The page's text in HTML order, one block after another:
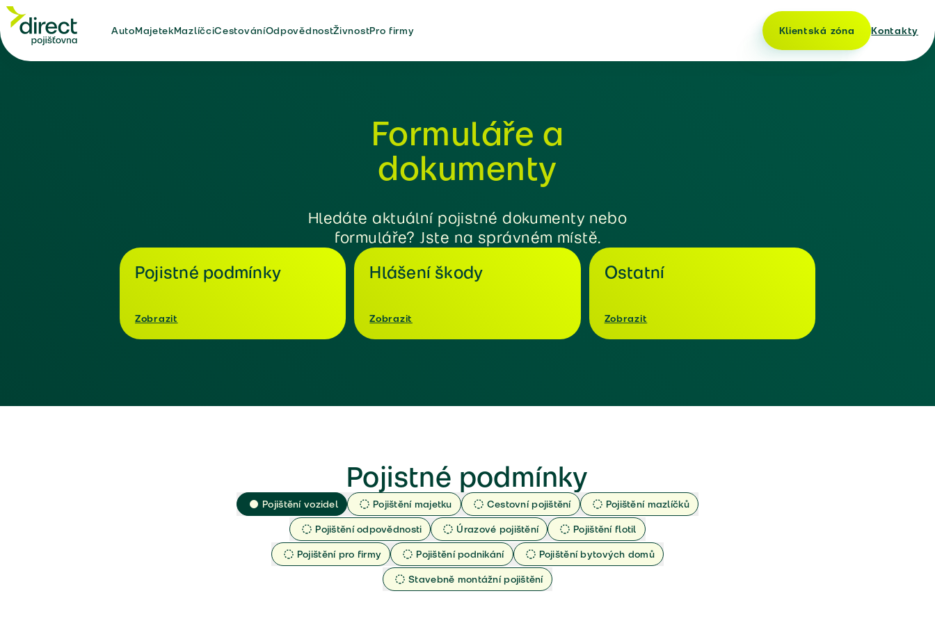
AutoMajetekMazlíčciCestováníOdpovědnostŽivnostPro firmy Klientská zóna Kontakty
Formuláře a
dokumenty
Hledáte aktuální pojistné dokumenty nebo
formuláře? Jste na správném místě.
Pojistné podmínky
Zobrazit
Hlášení škody
Zobrazit
Ostatní
Zobrazit
Pojistné podmínky
Pojištění vozidel Pojištění majetku Cestovní pojištění
Pojištění mazlíčků
Pojištění odpovědnosti
Úrazové pojištění
Pojištění flotil
Pojištění pro firmy
Pojištění podnikání
Pojištění bytových domů
Stavebně montážní pojištění